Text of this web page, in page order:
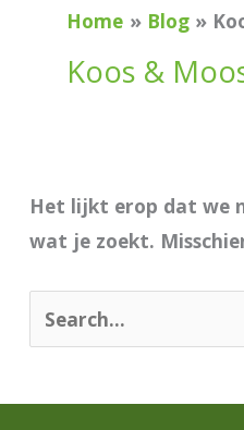
Home Blog
Koos &
Het lijkt erop dat we
wat je zoekt.